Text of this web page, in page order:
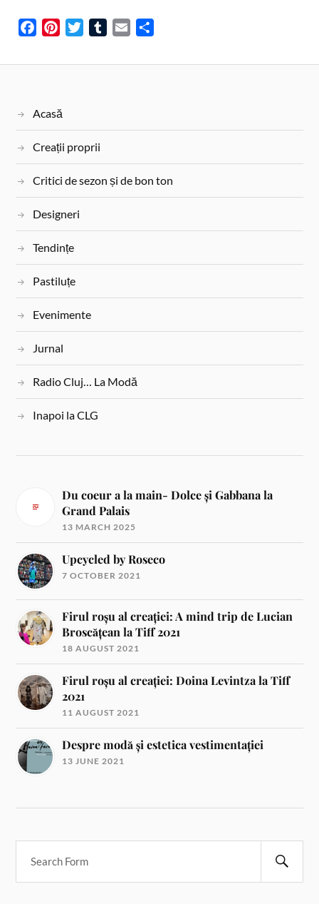
c
o
o
k
n
r
e
s
i
r
m
a
a
Acasă
Creații proprii
Critici de sezon și de bon ton
Designeri
Tendințe
Pastiluțe
Evenimente
Jurnal
Radio Cluj… La Modă
Inapoi la CLG
Du coeur a la main- Dolce și Gabbana la
Grand Palais
13 MARCH 2025
Upcycled by Roseco
7 OCTOBER 2021
Firul roșu al creației: A mind trip de Lucian
Broscățean la Tiff 2021
18 AUGUST 2021
Firul roșu al creației: Doina Levintza la Tiff
2021
11 AUGUST 2021
Despre modă și estetica vestimentației
13 JUNE 2021